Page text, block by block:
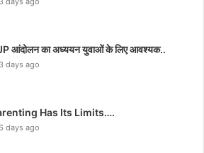
आंदोलन का अध्ययन युवाओं के लिए आवश्यक..
3 days ago
Has Its Limits….
days ago